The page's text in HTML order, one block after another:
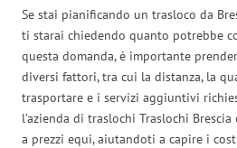
Se stai pianificando un trasloco da
ti starai chiedendo quanto potrebbe
questa domanda, è importante
diversi fattori, tra cui la distanza, la
trasportare e i servizi aggiuntivi
l’azienda di traslochi Traslochi
a prezzi equi, aiutandoti a capire i